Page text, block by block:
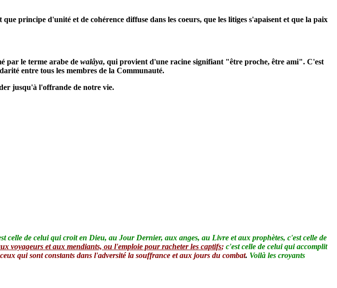
principe d'unité et de cohérence diffuse dans les coeurs, que les litiges s'apaisent et que la paix
par le terme arabe de walâya, qui provient d'une racine signifiant "être proche, être ami". C'est
entre tous les membres de la Communauté.
jusqu'à l'offrande de notre vie.
celle de celui qui croit en Dieu, au Jour Dernier, aux anges, au Livre et aux prophètes, c'est celle de
voyageurs et aux mendiants, ou l'emploie pour racheter les captifs; c'est celle de celui qui accomplit
ceux qui sont constants dans l'adversité la souffrance et aux jours du combat. Voilà les croyants